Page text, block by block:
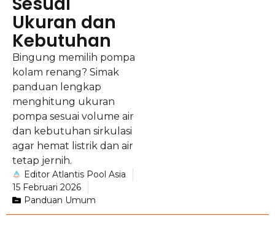
Ukuran dan
Kebutuhan
Bingung memilih pompa
kolam renang? Simak
panduan lengkap
menghitung ukuran
pompa sesuai volume air
dan kebutuhan sirkulasi
agar hemat listrik dan air
tetap jernih.
Editor Atlantis Pool Asia
15 Februari 2026
Panduan Umum